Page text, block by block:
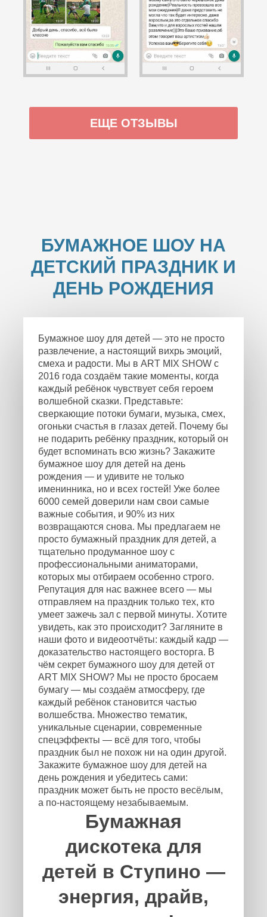
ЕЩЕ ОТЗЫВЫ
БУМАЖНОЕ ШОУ НА
ДЕТСКИЙ ПРАЗДНИК И
ДЕНЬ РОЖДЕНИЯ
Бумажное шоу для детей — это не просто
развлечение, а настоящий вихрь эмоций,
смеха и радости. Мы в ART MIX SHOW с
2016 года создаём такие моменты, когда
каждый ребёнок чувствует себя героем
волшебной сказки. Представьте:
сверкающие потоки бумаги, музыка, смех,
огоньки счастья в глазах детей. Почему бы
не подарить ребёнку праздник, который он
будет вспоминать всю жизнь? Закажите
бумажное шоу для детей на день
рождения — и удивите не только
именинника, но и всех гостей! Уже более
6000 семей доверили нам свои самые
важные события, и 90% из них
возвращаются снова. Мы предлагаем не
просто бумажный праздник для детей, а
тщательно продуманное шоу с
профессиональными аниматорами,
которых мы отбираем особенно строго.
Репутация для нас важнее всего — мы
отправляем на праздник только тех, кто
умеет зажечь зал с первой минуты. Хотите
увидеть, как это происходит? Загляните в
наши фото и видеоотчёты: каждый кадр —
доказательство настоящего восторга. В
чём секрет бумажного шоу для детей от
ART MIX SHOW? Мы не просто бросаем
бумагу — мы создаём атмосферу, где
каждый ребёнок становится частью
волшебства. Множество тематик,
уникальные сценарии, современные
спецэффекты — всё для того, чтобы
праздник был не похож ни на один другой.
Закажите бумажное шоу для детей на
день рождения и убедитесь сами:
праздник может быть не просто весёлым,
а по-настоящему незабываемым.
Бумажная
дискотека для
детей в Ступино —
энергия, драйв,